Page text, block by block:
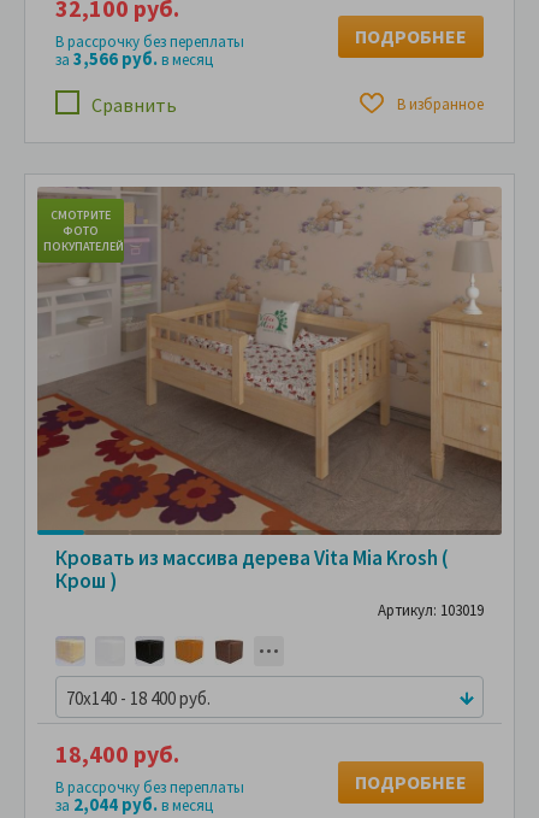
Сравнить В избранное
32,100 руб.
В рассрочку без переплаты
за 3,566 руб.в месяц
ПОДРОБНЕЕ
СМОТРИТЕ
ФОТО
ПОКУПАТЕЛЕЙ
Кровать из массива дерева Vita Mia Krosh (
Крош )
Артикул: 103019
70x140 - 18 400 руб.
18,400 руб.
В рассрочку без переплаты
за 2,044 руб.в месяц
ПОДРОБНЕЕ